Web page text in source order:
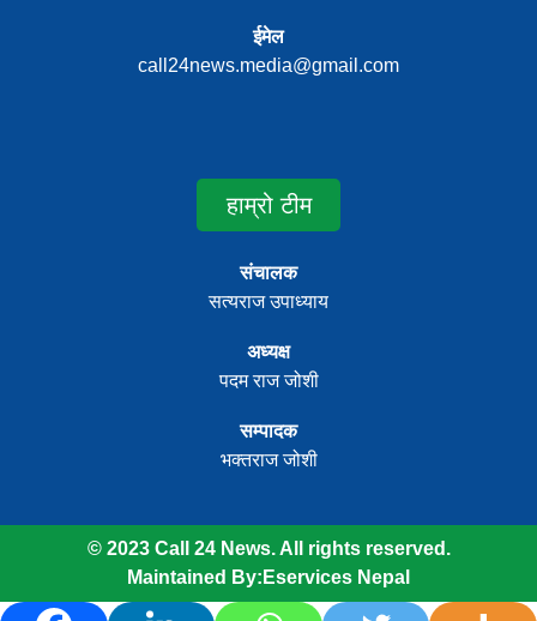
ईमेल
call24news.media@gmail.com
हाम्रो टीम
संचालक
सत्यराज उपाध्याय
अध्यक्ष
पदम राज जोशी
सम्पादक
भक्तराज जोशी
© 2023 Call 24 News. All rights reserved.
Maintained By: Eservices Nepal